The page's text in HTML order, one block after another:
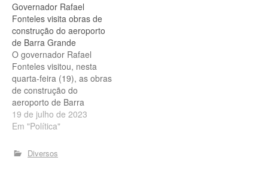
Governador Rafael
Fonteles visita obras de
construção do aeroporto
de Barra Grande
O governador Rafael
Fonteles visitou, nesta
quarta-feira (19), as obras
de construção do
aeroporto de Barra
Grande, no município de
Cajueiro da Praia, no litoral
conclusão ainda para este
19 de julho de 2023
Em "Política"
Diversos